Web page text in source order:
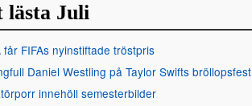
lästa Juli
får FIFAs nyinstiftade tröstpris
Daniel Westling på Taylor Swifts bröllopsfest
innehöll semesterbilder